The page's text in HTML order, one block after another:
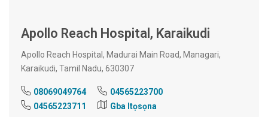
Apollo Reach Hospital, Karaikudi
Apollo Reach Hospital, Madurai Main Road, Managari,
Karaikudi, Tamil Nadu, 630307
08069049764
04565223700
04565223711
Gba Itọsọna